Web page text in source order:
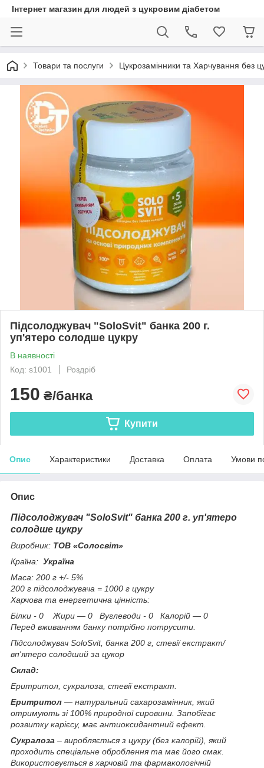
Інтернет магазин для людей з цукровим діабетом
Товари та послуги Цукрозамінники та Харчування без
Підсолоджувач "SoloSvit" банка 200 г.
уп'ятеро солодше цукру
В наявності
Код: s1001
Роздріб
150 ₴/банка
Купити
Опис Характеристики Доставка Оплата Умови
Опис
Підсолоджувач "SoloSvit" банка 200 г. уп'ятеро
солодше цукру
Виробник: ТОВ «Солосвіт»
Країна: Україна
Маса: 200 г +/- 5%
200 г підсолоджувача = 1000 г цукру
Харчова та енергетична цінність:
Білки - 0 Жири — 0 Вуглеводи - 0 Калорій — 0
Перед вживанням банку потрібно потрусити.
Підсолоджувач SoloSvit, банка 200 г, стевії екстракт/
вп'ятеро солодший за цукор
Склад:
Еритритол, сукралоза, стевії екстракт.
Еритритол — натуральний сахарозамінник, який
отримують зі 100% природної сировини. Запобігає
розвитку карієсу, має антиоксидантний ефект.
Сукралоза – виробляється з цукру (без калорій), який
проходить спеціальне оброблення та має його смак.
Використовується в харчовій та фармакологічній